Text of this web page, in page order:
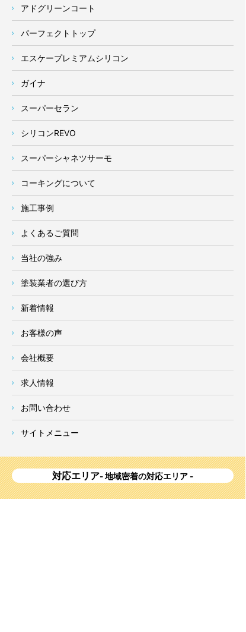
アドグリーンコート
パーフェクトトップ
エスケープレミアムシリコン
ガイナ
スーパーセラン
シリコンREVO
スーパーシャネツサーモ
コーキングについて
施工事例
よくあるご質問
当社の強み
塗装業者の選び方
新着情報
お客様の声
会社概要
求人情報
お問い合わせ
サイトメニュー
対応エリア- 地域密着の対応エリア -